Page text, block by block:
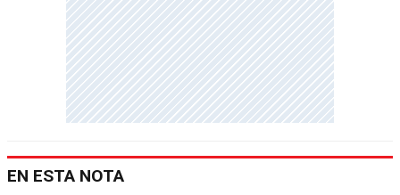
EN ESTA NOTA